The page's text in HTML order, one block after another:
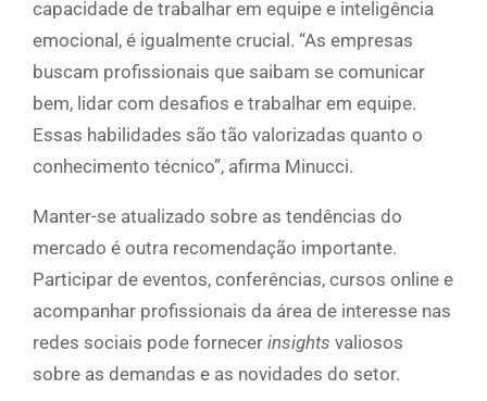
capacidade de trabalhar em equipe e inteligência
emocional, é igualmente crucial. “As empresas
buscam profissionais que saibam se comunicar
bem, lidar com desafios e trabalhar em equipe.
Essas habilidades são tão valorizadas quanto o
conhecimento técnico”, afirma Minucci.
Manter-se atualizado sobre as tendências do
mercado é outra recomendação importante.
Participar de eventos, conferências, cursos online e
acompanhar profissionais da área de interesse nas
redes sociais pode fornecer insights valiosos
sobre as demandas e as novidades do setor.